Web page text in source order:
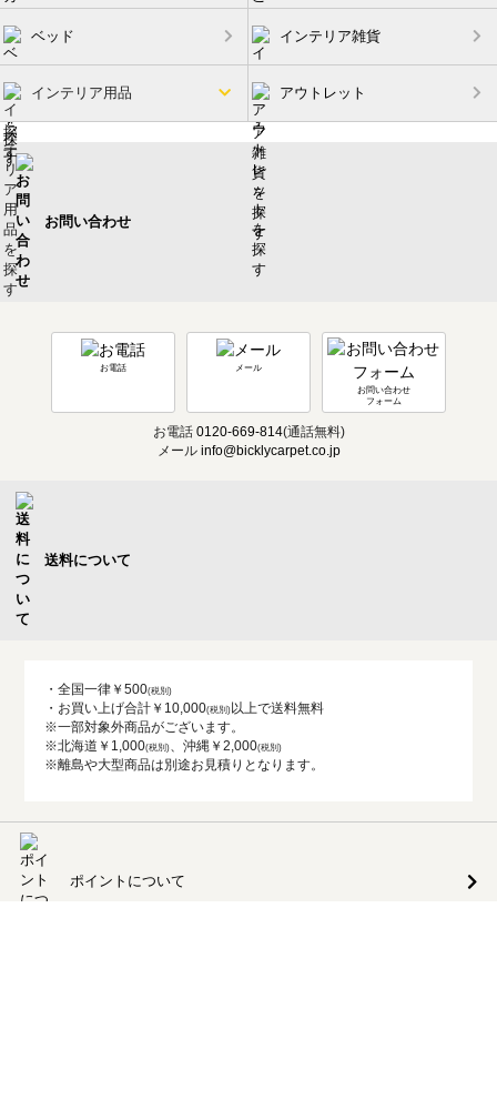
ベッド インテリア雑貨
インテリア用品 アウトレット
お問い合わせ
お電話 メール
お問い合わせ
フォーム
お電話 0120-669-814(通話無料)
メール info@bicklycarpet.co.jp
送料について
・全国一律￥500
・お買い上げ合計￥10,000
以上で送料無料
※一部対象外商品がございます。
※北海道￥1,000
、沖縄￥2,000
※離島や大型商品は別途お見積りとなります。
ポイントについて